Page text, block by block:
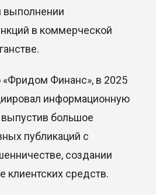
выполнении
в коммерческой
Финанс», в 2025
информационную
большое
публикаций с
создании
средств.